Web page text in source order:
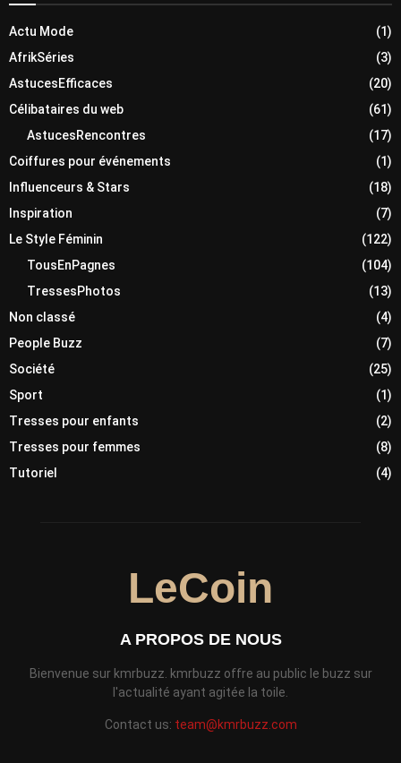
Actu Mode
(1)
AfrikSéries
(3)
AstucesEfficaces
(20)
Célibataires du web
(61)
AstucesRencontres
(17)
Coiffures pour événements
(1)
Influenceurs & Stars
(18)
Inspiration
(7)
Le Style Féminin
(122)
TousEnPagnes
(104)
TressesPhotos
(13)
Non classé
(4)
People Buzz
(7)
Société
(25)
Sport
(1)
Tresses pour enfants
(2)
Tresses pour femmes
(8)
Tutoriel
(4)
LeCoin
A PROPOS DE NOUS
Bienvenue sur kmrbuzz. kmrbuzz offre au public le buzz sur
l'actualité ayant agitée la toile.
Contact us: team@kmrbuzz.com